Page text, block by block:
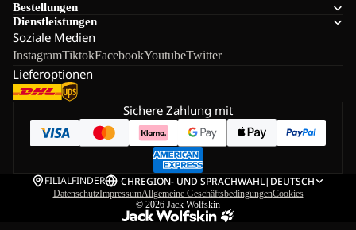
Bestellungen
Dienstleistungen
Soziale Medien
InstagramTiktokFacebookYoutubeTwitter
Lieferoptionen
Sichere Zahlung mit
FILIALFINDER CHREGION- UND SPRACHWAHL| DEUTSCH
DatenschutzImpressumAllgemeine GeschäftsbedingungenCookies
© 2026 Jack Wolfskin